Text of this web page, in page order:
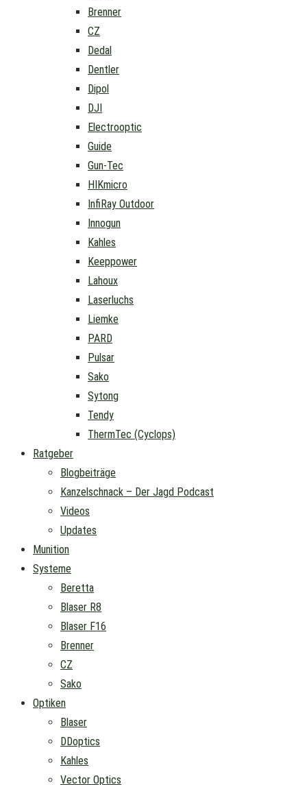
Brenner
CZ
Dedal
Dentler
Dipol
DJI
Electrooptic
Guide
Gun-Tec
HIKmicro
InfiRay Outdoor
Innogun
Kahles
Keeppower
Lahoux
Laserluchs
Liemke
PARD
Pulsar
Sako
Sytong
Tendy
ThermTec (Cyclops)
Ratgeber
Blogbeiträge
Kanzelschnack – Der Jagd Podcast
Videos
Updates
Munition
Systeme
Beretta
Blaser R8
Blaser F16
Brenner
CZ
Sako
Optiken
Blaser
DDoptics
Kahles
Vector Optics